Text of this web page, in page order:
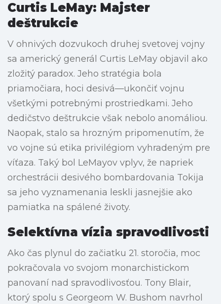
Curtis LeMay: Majster
deštrukcie
V ohnivých dozvukoch druhej svetovej vojny
sa americký generál Curtis LeMay objavil ako
zložitý paradox. Jeho stratégia bola
priamočiara, hoci desivá—ukončiť vojnu
všetkými potrebnými prostriedkami. Jeho
dedičstvo deštrukcie však nebolo anomáliou.
Naopak, stalo sa hrozným pripomenutím, že
vo vojne sú etika privilégiom vyhradeným pre
víťaza. Taký bol LeMayov vplyv, že napriek
orchestrácii desivého bombardovania Tokija
sa jeho vyznamenania leskli jasnejšie ako
pamiatka na spálené životy.
Selektívna vízia spravodlivosti
Ako čas plynul do začiatku 21. storočia, moc
pokračovala vo svojom monarchistickom
panovaní nad spravodlivosťou. Tony Blair,
ktorý spolu s Georgeom W. Bushom navrhol